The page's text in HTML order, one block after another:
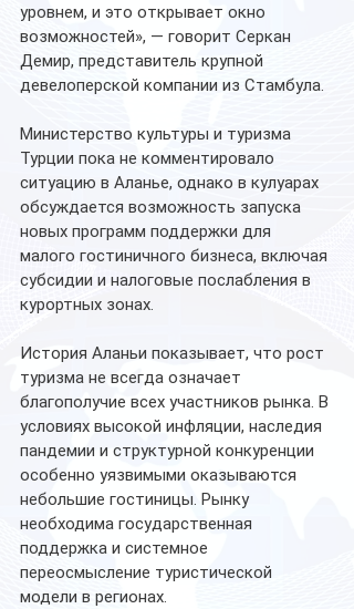
уровнем, и это открывает окно
возможностей», — говорит Серкан
Демир, представитель крупной
девелоперской компании из Стамбула.
Министерство культуры и туризма
Турции пока не комментировало
ситуацию в Аланье, однако в кулуарах
обсуждается возможность запуска
новых программ поддержки для
малого гостиничного бизнеса, включая
субсидии и налоговые послабления в
курортных зонах.
История Аланьи показывает, что рост
туризма не всегда означает
благополучие всех участников рынка. В
условиях высокой инфляции, наследия
пандемии и структурной конкуренции
особенно уязвимыми оказываются
небольшие гостиницы. Рынку
необходима государственная
поддержка и системное
переосмысление туристической
модели в регионах.